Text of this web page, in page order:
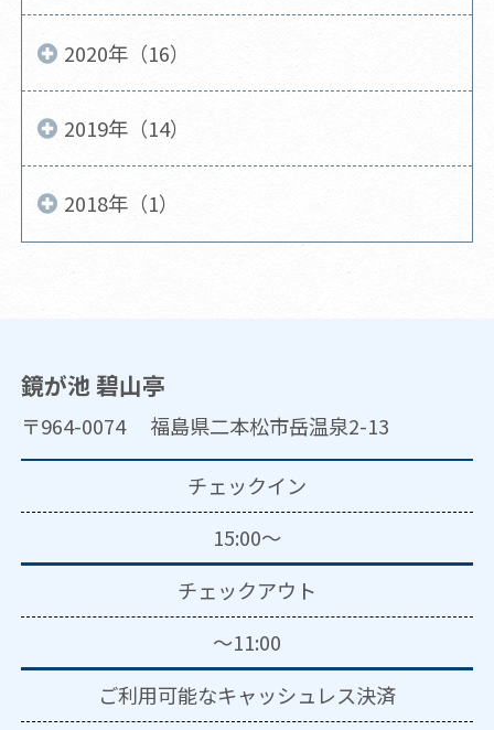
2020年（16）
2019年（14）
2018年（1）
鏡が池 碧山亭
〒964-0074 福島県二本松市岳温泉2-13
チェックイン
15:00～
チェックアウト
～11:00
ご利用可能なキャッシュレス決済